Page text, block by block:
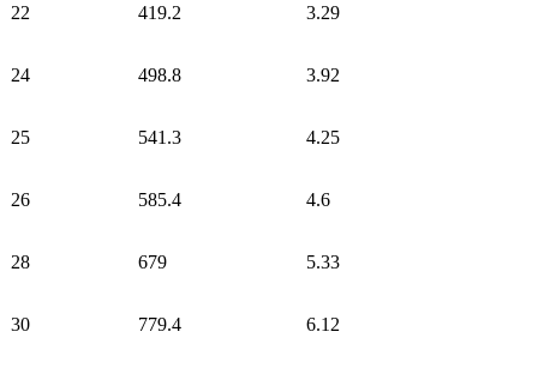
22 419.2 3.29
24 498.8 3.92
25 541.3 4.25
26 585.4 4.6
28 679 5.33
30 779.4 6.12